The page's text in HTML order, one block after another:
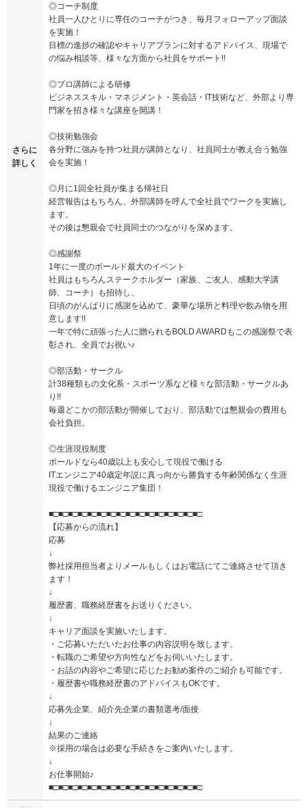
さらに
詳しく
◎コーチ制度
社員一人ひとりに専任のコーチがつき、毎月フォローアップ面談
を実施！
目標の進捗の確認やキャリアプランに対するアドバイス、現場で
の悩み相談等、様々な方面から社員をサポート!!
◎プロ講師による研修
ビジネススキル・マネジメント・英会話・IT技術など、外部より専
門家を招き様々な講座を開講！
◎技術勉強会
各分野に強みを持つ社員が講師となり、社員同士が教え合う勉強
会を実施！
◎月に1回全社員が集まる帰社日
経営報告はもちろん、外部講師を呼んで全社員でワークを実施し
ます。
その後は懇親会で社員同士のつながりを深めます。
◎感謝祭
1年に一度のボールド最大のイベント
社員はもちろんステークホルダー（家族、ご友人、感動大学講
師、コーチ）も招待し、
日頃のがんばりに感謝を込めて、豪華な場所と料理や飲み物を用
意します!!
一年で特に頑張った人に贈られるBOLD AWARDもこの感謝祭で表
彰され、全員でお祝い♪
◎部活動・サークル
計38種類もの文化系・スポーツ系など様々な部活動・サークルあ
り!!
毎週どこかの部活動が開催しており、部活動では懇親会の費用も
会社負担。
◎生涯現役制度
ボールドなら40歳以上も安心して現役で働ける
ITエンジニア40歳定年説に真っ向から勝負する年齢関係なく生涯
現役で働けるエンジニア集団！
■□■□■□■□■□■□■□■□■□■□■□■□■□■□■□■□
【応募からの流れ】
応募
↓
弊社採用担当者よりメールもしくはお電話にてご連絡させて頂き
ます！
↓
履歴書、職務経歴書をお送りください。
↓
キャリア面談を実施いたします。
・ご応募いただいたお仕事の内容説明を致します。
・転職のご希望や方向性などをお伺いいたします。
・お話の内容やご希望に応じたお勧め案件のご紹介も可能です。
・履歴書や職務経歴書のアドバイスもOKです。
↓
応募先企業、紹介先企業の書類選考/面接
↓
結果のご連絡
※採用の場合は必要な手続きをご案内いたします。
↓
お仕事開始♪
■□■□■□■□■□■□■□■□■□■□■□■□■□■□■□■□